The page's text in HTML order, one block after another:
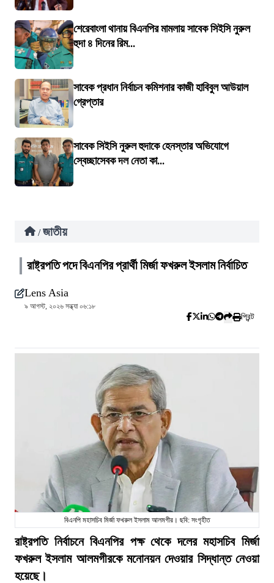
শেরেবাংলা থানায় বিএনপির মামলায় সাবেক সিইসি নুরুল
হুদা ৪ দিনের রিম...
সাবেক প্রধান নির্বাচন কমিশনার কাজী হাবিবুল আউয়াল
গ্রেপ্তার
সাবেক সিইসি নুরুল হুদাকে হেনস্তার অভিযোগে
স্বেচ্ছাসেবক দল নেতা কা...
/ জাতীয়
রাষ্ট্রপতি পদে বিএনপির প্রার্থী মির্জা ফখরুল ইসলাম নির্বাচিত
Lens Asia
৯ আগস্ট, ২০২৬ সন্ধ্যা ০৬:১৮
প্রিন্ট
বিএনপি মহাসচিব মির্জা ফখরুল ইসলাম আলমগীর। ছবি: সংগৃহীত
রাষ্ট্রপতি নির্বাচনে বিএনপির পক্ষ থেকে দলের মহাসচিব মির্জা
ফখরুল ইসলাম আলমগীরকে মনোনয়ন দেওয়ার সিদ্ধান্ত নেওয়া
হয়েছে।